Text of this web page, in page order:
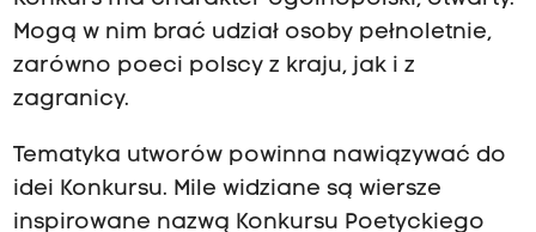
Mogą w nim brać udział osoby pełnoletnie,
zarówno poeci polscy z kraju, jak i z
zagranicy.
Tematyka utworów powinna nawiązywać do
idei Konkursu. Mile widziane są wiersze
inspirowane nazwą Konkursu Poetyckiego